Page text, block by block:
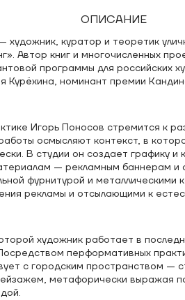
ОПИСАНИЕ
куратор и теоретик
Автор книг и многочисленных
программы для российских
Курёхина, номинант премии
Игорь Поносов стремится к
осмысляют контекст, в
В студии он создает графику
— рекламным баннерам и
фурнитурой и
рекламы и отсылающими к
художник работает в
перформативных
с городским пространством —
метафорически выражая